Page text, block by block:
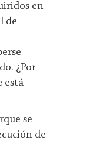
en
de
¿Por
está
se
de